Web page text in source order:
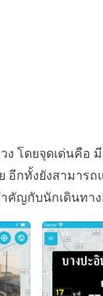
โดยจุดเด่นคือ
อีกทั้งยังสามาร
คัญกับนักเดินทา